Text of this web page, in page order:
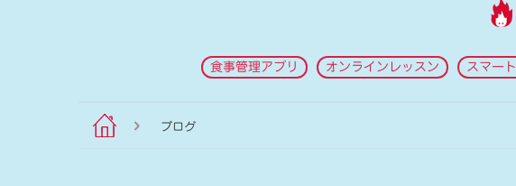
食事管理アプリ オンラインレッスン スマー
ブログ